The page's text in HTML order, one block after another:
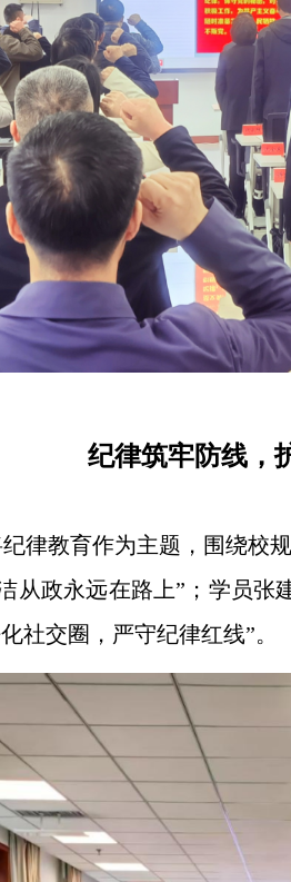
纪律筑牢防线，
律教育作为主题，围绕校
从政永远在路上”；学员
社交圈，严守纪律红线”。